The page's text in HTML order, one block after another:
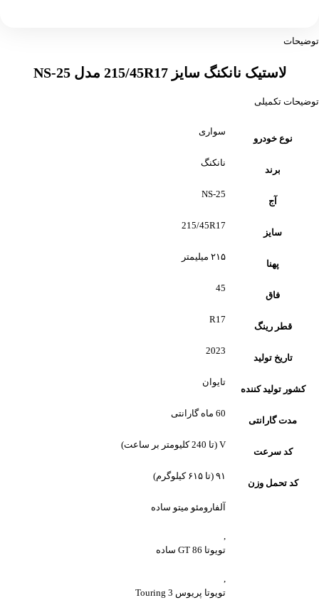
توضیحات
لاستیک نانکنگ سایز 215/45R17 مدل NS-25
توضیحات تکمیلی
نوع خودرو
سواری
برند
نانکنگ
آج
NS-25
سایز
215/45R17
پهنا
۲۱۵ میلیمتر
فاق
45
قطر رینگ
R17
تاریخ تولید
2023
کشور تولید کننده
تایوان
مدت گارانتی
60 ماه گارانتی
کد سرعت
V (تا 240 کلیومتر بر ساعت)
کد تحمل وزن
۹۱ (تا ۶۱۵ کیلوگرم)
آلفارومئو میتو ساده
,
تویوتا GT 86 ساده
,
تویوتا پریوس 3 Touring